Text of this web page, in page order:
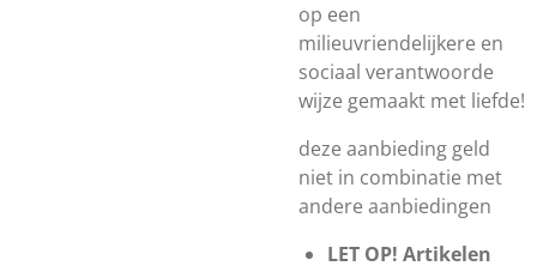
op een
milieuvriendelijkere en
sociaal verantwoorde
wijze gemaakt met liefde!
deze aanbieding geld
niet in combinatie met
andere aanbiedingen
LET OP! Artikelen